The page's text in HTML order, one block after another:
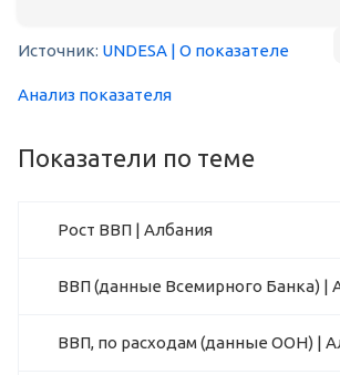
Источник: UNDESA | О показателе
Анализ показателя
Показатели по теме
Рост ВВП | Албания
ВВП (данные Всемирного Банка) |
ВВП, по расходам (данные ООН) |